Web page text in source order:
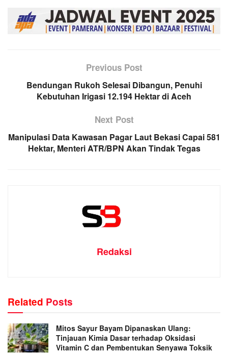
Previous Post
Bendungan Rukoh Selesai Dibangun, Penuhi
Kebutuhan Irigasi 12.194 Hektar di Aceh
Next Post
Manipulasi Data Kawasan Pagar Laut Bekasi Capai 581
Hektar, Menteri ATR/BPN Akan Tindak Tegas
Redaksi
Related Posts
Mitos Sayur Bayam Dipanaskan Ulang:
Tinjauan Kimia Dasar terhadap Oksidasi
Vitamin C dan Pembentukan Senyawa Toksik